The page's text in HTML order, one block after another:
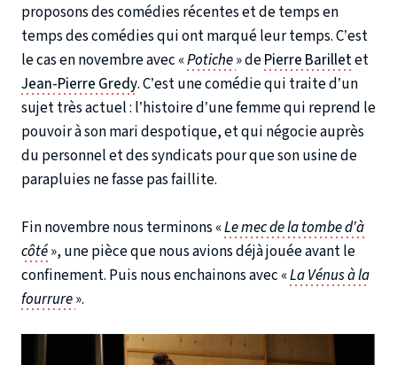
proposons des comédies récentes et de temps en
temps des comédies qui ont marqué leur temps. C’est
le cas en novembre avec «Potiche» dePierre Barilletet
Jean-Pierre Gredy. C’est une comédie qui traite d’un
sujet très actuel : l’histoire d’une femme qui reprend le
pouvoir à son mari despotique, et qui négocie auprès
du personnel et des syndicats pour que son usine de
parapluies ne fasse pas faillite.
Fin novembre nous terminons «Le mec de la tombe d’à
côté», une pièce que nous avions déjà jouée avant le
confinement. Puis nous enchainons avec «La Vénus à la
fourrure».